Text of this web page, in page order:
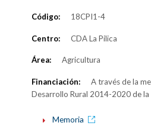
Código: 18CPI1-4
Centro: CDA La Pilica
Área: Agricultura
Financiación:
A través de la
Desarrollo Rural 2014-2020 de la
Memoria